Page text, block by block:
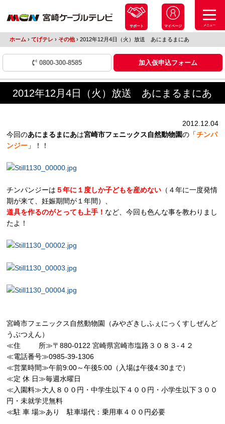
サポート マイページ メニュー
ホーム › てげテレ › その他 ›2012年12月4日（火）放送 あにまるまにあ
0800-300-8585 加入仮申込フォーム
2012年12月4日（火）放送 あにまるまにあ
2012.12.04
今回のあにまるまにあは宮崎市フェニックス自然動物園の「チンパ
ンジー 」！！
チンパンジーは ５年に１度しか子どもを産めない （４年に一度発情
期が来て、妊娠期間が１年間）、
道具を作るのがとっても上手！ など、今回も色んな事を教わりまし
たよ！
宮崎市フェニックス自然動物園（みやざきしふぇにっくすしぜんど
うぶつえん）
≪住 所≫〒880-0122 宮崎県宮崎市塩路３０８３-４２
≪電話番号≫0985-39-1306
≪営業時間≫午前9:00～午後5:00（入場は午後4:30まで）
≪定 休 日≫毎週水曜日
≪入園料≫大人８００円・中学生以下４００円・小学生以下３００
円・未就学児無料
≪駐 車 場≫あり 駐車場代：乗用車４００円必要